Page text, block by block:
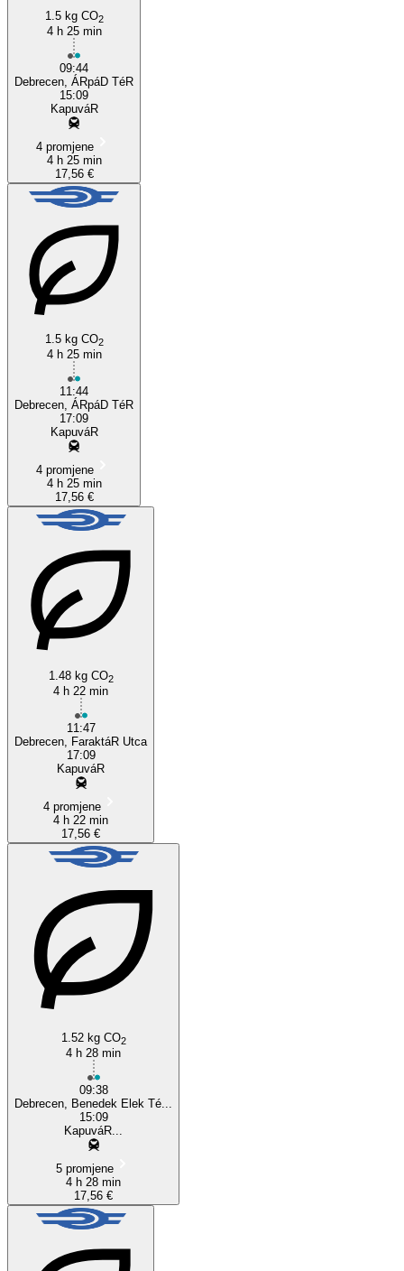
1.5 kg CO2
4 h 25 min
09:44
Debrecen, ÁRpáD TéR
15:09
KapuváR
4 promjene
4 h 25 min
17,56 €
1.5 kg CO2
4 h 25 min
11:44
Debrecen, ÁRpáD TéR
17:09
KapuváR
4 promjene
4 h 25 min
17,56 €
1.48 kg CO2
4 h 22 min
11:47
Debrecen, FaraktáR Utca
17:09
KapuváR
4 promjene
4 h 22 min
17,56 €
1.52 kg CO2
4 h 28 min
09:38
Debrecen, Benedek Elek Té...
15:09
KapuváR...
5 promjene
4 h 28 min
17,56 €